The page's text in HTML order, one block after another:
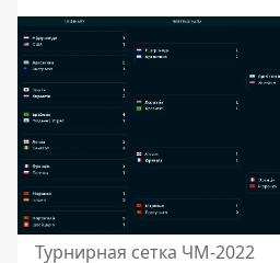
Турнирная сетка ЧМ-2022